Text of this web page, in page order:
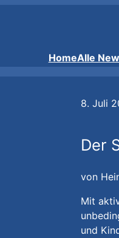
HomeAlle
8. Juli
Der
von
Mit
und